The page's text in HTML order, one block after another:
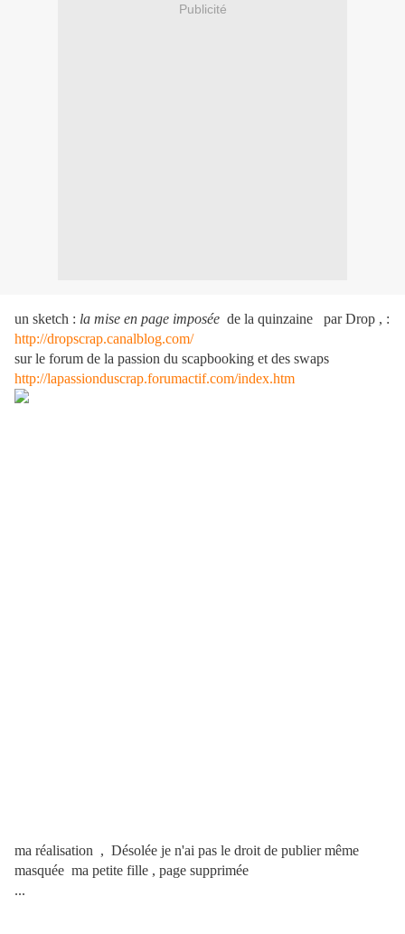
Publicité
un sketch : la mise en page imposée de la quinzaine par Drop , :
http://dropscrap.canalblog.com/
sur le forum de la passion du scapbooking et des swaps
http://lapassionduscrap.forumactif.com/index.htm
ma réalisation , Désolée je n'ai pas le droit de publier même
masquée ma petite fille , page supprimée
...